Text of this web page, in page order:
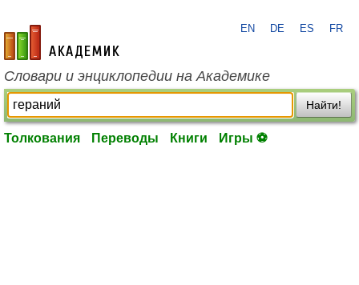
academic.ru
EN DE ES FR
Словари и энциклопедии на Академике
Найти!
Толкования Переводы Книги Игры ⚽